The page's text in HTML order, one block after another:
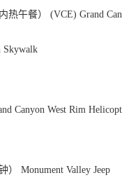
热午餐） (VCE) Grand
Skywalk
Canyon West Rim
） Monument Valley Jeep